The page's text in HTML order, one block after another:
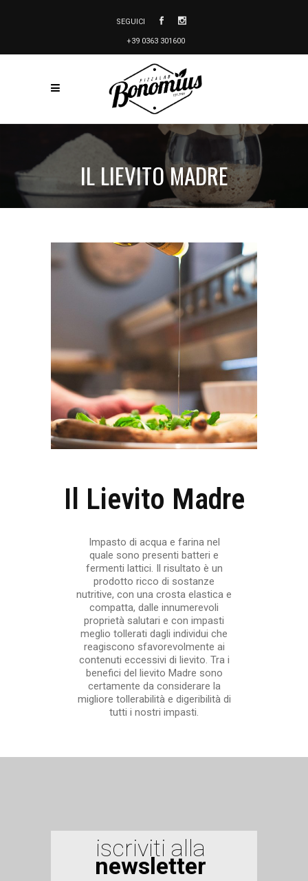
SEGUICI
+39 0363 301600
IL LIEVITO MADRE
Il Lievito Madre
Impasto di acqua e farina nel
quale sono presenti batteri e
fermenti lattici. Il risultato è un
prodotto ricco di sostanze
nutritive, con una crosta elastica e
compatta, dalle innumerevoli
proprietà salutari e con impasti
meglio tollerati dagli individui che
reagiscono sfavorevolmente ai
contenuti eccessivi di lievito. Tra i
benefici del lievito Madre sono
certamente da considerare la
migliore tollerabilità e digeribilità di
tutti i nostri impasti.
iscriviti alla
newsletter